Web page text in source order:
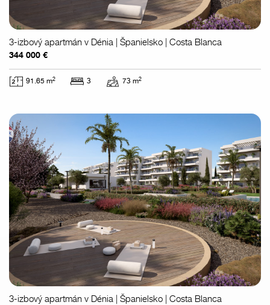
3-izbový apartmán v Dénia | Španielsko | Costa Blanca
344 000 €
91.65 m2 3 73 m2
3-izbový apartmán v Dénia | Španielsko | Costa Blanca